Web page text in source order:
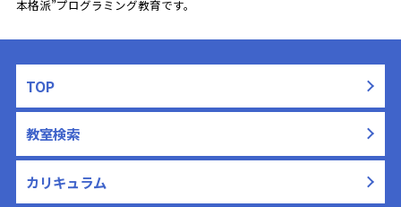
本格派”プログラミング教育です。
TOP
教室検索
カリキュラム